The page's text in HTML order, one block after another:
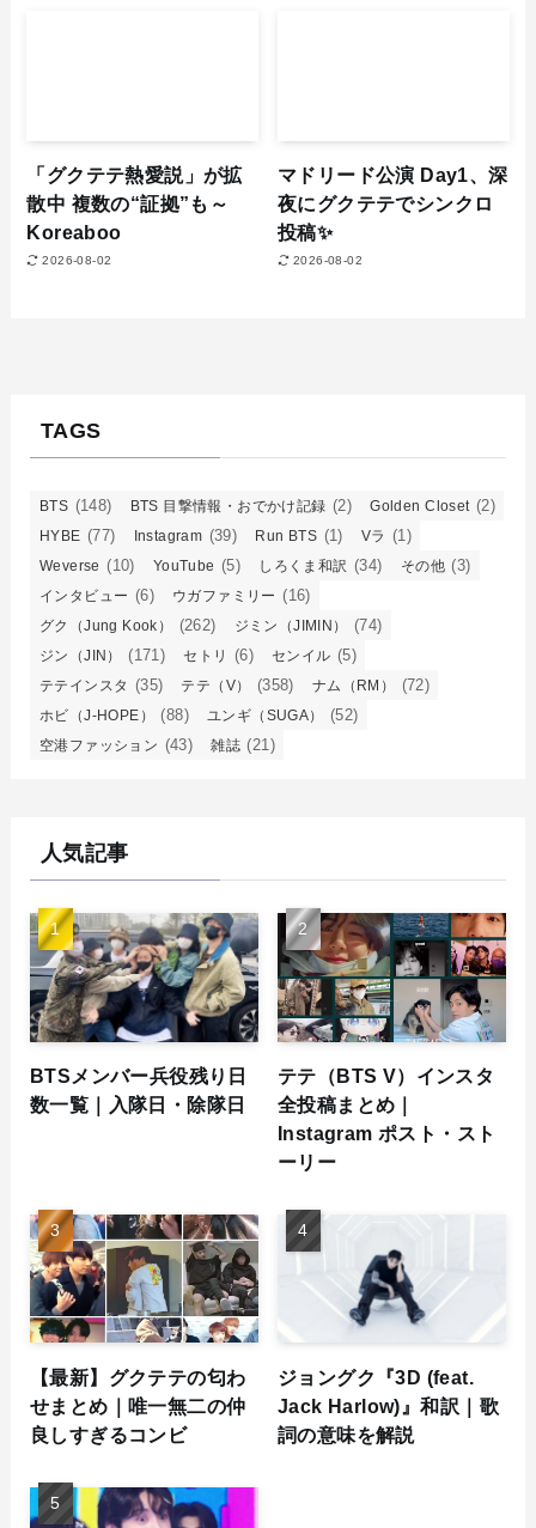
「グクテテ熱愛説」が拡
散中 複数の“証拠”も～
Koreaboo
2026-08-02
マドリード公演 Day1、深
夜にグクテテでシンクロ
投稿✨
2026-08-02
TAGS
BTS (148) BTS 目撃情報・おでかけ記録 (2) Golden Closet (2)
HYBE (77) Instagram (39) Run BTS (1) Vラ (1)
Weverse (10) YouTube (5) しろくま和訳 (34) その他 (3)
インタビュー (6) ウガファミリー (16)
グク（Jung Kook） (262) ジミン（JIMIN） (74)
ジン（JIN） (171) セトリ (6) センイル (5)
テテインスタ (35) テテ（V） (358) ナム（RM） (72)
ホビ（J-HOPE） (88) ユンギ（SUGA） (52)
空港ファッション (43) 雑誌 (21)
人気記事
BTSメンバー兵役残り日
数一覧｜入隊日・除隊日
テテ（BTS V）インスタ
全投稿まとめ｜
Instagram ポスト・スト
ーリー
【最新】グクテテの匂わ
せまとめ｜唯一無二の仲
良しすぎるコンビ
ジョングク『3D (feat.
Jack Harlow)』和訳｜歌
詞の意味を解説